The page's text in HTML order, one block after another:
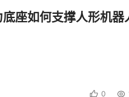
座如何支撑人形机器
0